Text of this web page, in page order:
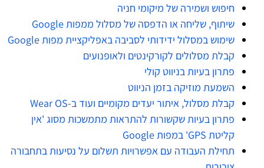
חיפוש ושמירה של מיקומי חניה
שיתוף, שליחה או הדפסה של מסלול ממפות Google
שימוש במסלול ידידותי לסביבה באפליקציית מפות Google
קבלת מסלולים לקורקינטים ולאופנועים
פתרון בעיות בניווט קולי
השמעת מוזיקה בזמן הניווט
קבלת מסלול, איתור יעדים מקומיים ועוד ב-Wear OS
פתרון בעיות שקשורות להתראות מתמשכות מסוג 'אין
קליטת GPS' במפות Google
תחילת העבודה עם אפשרויות תשלום על נסיעות בתחבורה